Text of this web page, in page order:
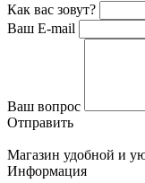
Как вас зовут?
Ваш E-mail
Ваш вопрос
Отправить
Магазин удобной и
Информация